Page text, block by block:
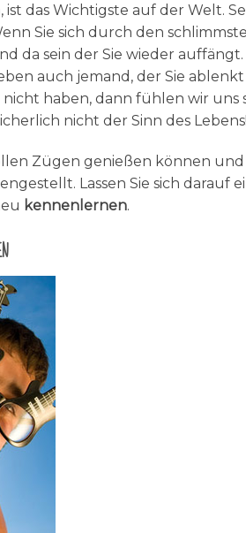
ist das Wichtigste auf der Welt.
Sie sich durch den
da sein der Sie wieder
auch jemand, der Sie
haben, dann fühlen wir uns
nicht der Sinn des Lebens!
Zügen genießen können
Lassen Sie sich darauf
kennenlernen.